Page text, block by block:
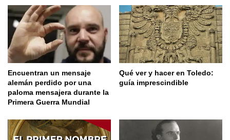
Encuentran un mensaje
alemán perdido por una
paloma mensajera durante la
Primera Guerra Mundial
Qué ver y hacer en Toledo:
guía imprescindible